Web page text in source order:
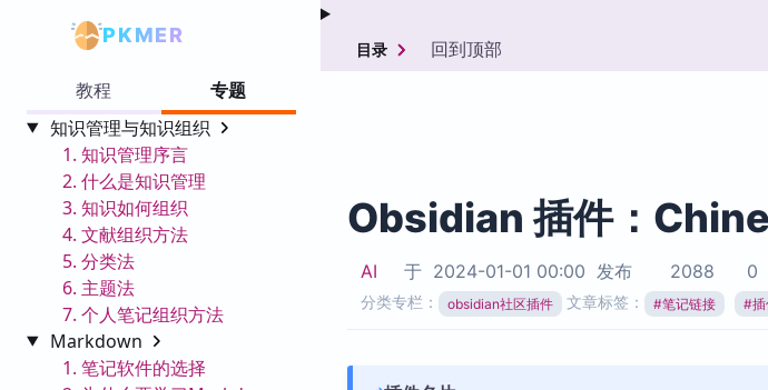
PKMER
加速
市场
教程
专题
知识管理与知识组织
1. 知识管理序言
2. 什么是知识管理
3. 知识如何组织
4. 文献组织方法
5. 分类法
6. 主题法
7. 个人笔记组织方法
Markdown
1. 笔记软件的选择
目录 回到顶部
Obsidian 插件：
AI 于 2024-01-01 00:00 发布 2088 0
分类专栏： obsidian社区插件 文章标签： #笔记链接 #